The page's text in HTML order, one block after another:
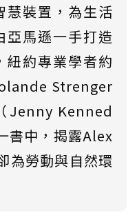
慧裝置，為生活
亞馬遜一手打造
紐約專業學者約
Strenger
Jenny Kenned
書中，揭露Alex
為勞動與自然環